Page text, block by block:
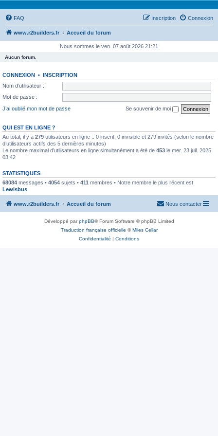
FAQ Connexion
Inscription
www.r2builders.fr Accueil du forum
Nous sommes le ven. 07 août 2026 21:21
Aucun forum.
CONNEXION • INSCRIPTION
Nom d’utilisateur :
Mot de passe :
J’ai oublié mon mot de passe
Se souvenir de moi
QUI EST EN LIGNE ?
Au total, il y a 279 utilisateurs en ligne :: 0 inscrit, 0 invisible et 279 invités (selon le nombre
d’utilisateurs actifs des 5 dernières minutes)
Le nombre maximal d’utilisateurs en ligne simultanément a été de 453 le mer. 23 juil. 2025
03:42
STATISTIQUES
68084 messages • 4054 sujets • 411 membres • Notre membre le plus récent est
Lewisbus
www.r2builders.fr Accueil du forum Nous contacter
Développé parphpBB® Forum Software © phpBB Limited
Traduction française officielle ©Miles Cellar
Confidentialité | Conditions